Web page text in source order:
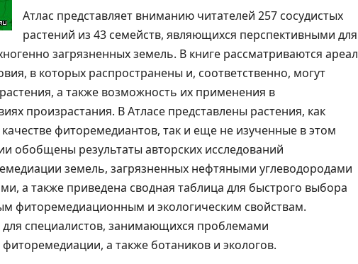
Атлас представляет вниманию читателей 257 сосудистых
растений из 43 семейств, являющихся перспективными для
загрязненных земель. В книге рассматриваются ареал
в которых распространены и, соответственно, могут
а также возможность их применения в
произрастания. В Атласе представлены растения, как
фиторемедиантов, так и еще не изученные в этом
обобщены результаты авторских исследований
земель, загрязненных нефтяными углеводородами
а также приведена сводная таблица для быстрого выбора
фиторемедиационным и экологическим свойствам.
для специалистов, занимающихся проблемами
а также ботаников и экологов.